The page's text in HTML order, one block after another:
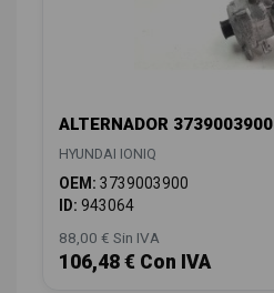
ALTERNADOR 3739003900
HYUNDAI IONIQ
OEM: 3739003900
ID: 943064
88,00 € Sin IVA
106,48 € Con IVA